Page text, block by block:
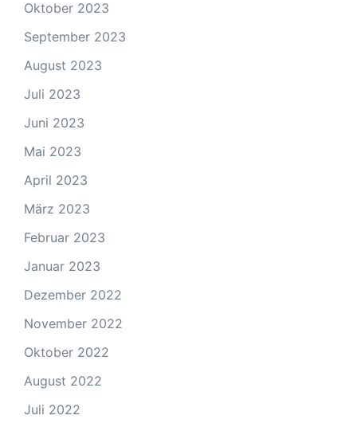
Oktober 2023
September 2023
August 2023
Juli 2023
Juni 2023
Mai 2023
April 2023
März 2023
Februar 2023
Januar 2023
Dezember 2022
November 2022
Oktober 2022
August 2022
Juli 2022